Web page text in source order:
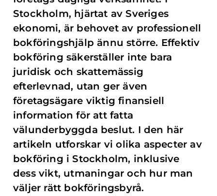
Stockholm, hjärtat av Sveriges
ekonomi, är behovet av professionell
bokföringshjälp ännu större. Effektiv
bokföring säkerställer inte bara
juridisk och skattemässig
efterlevnad, utan ger även
företagsägare viktig finansiell
information för att fatta
välunderbyggda beslut. I den här
artikeln utforskar vi olika aspecter av
bokföring i Stockholm, inklusive
dess vikt, utmaningar och hur man
väljer rätt bokföringsbyrå.